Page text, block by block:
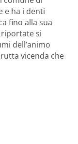
e ha i denti
fino alla sua
si
dell’animo
vicenda che